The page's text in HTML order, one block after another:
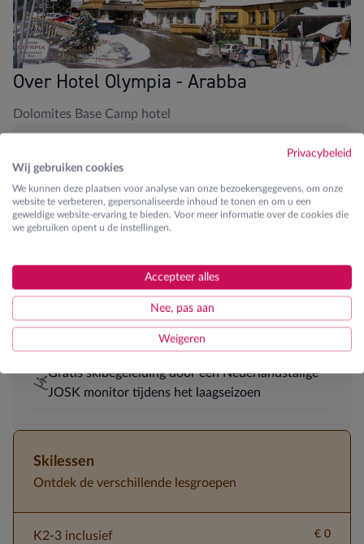
Privacybeleid
Wij gebruiken cookies
We kunnen deze plaatsen voor analyse van onze bezoekersgegevens, om onze
website te verbeteren, gepersonaliseerde inhoud te tonen en om u een
geweldige website-ervaring te bieden. Voor meer informatie over de cookies die
we gebruiken opent u de instellingen.
Accepteer alles
Nee, pas aan
Weigeren
Over Hotel Olympia - Arabba
Dolomites Base Camp hotel
700m van de liften
Sauna en stoombad aanwezig
Gratis kinderskiles K2 en K3 tijdens krokus met
dagelijkse middagopvang
Gratis skibegeleiding door een Nederlandstalige
JOSK monitor tijdens het laagseizoen
Skilessen
Ontdek de verschillende lesgroepen
K2-3 inclusief € 0